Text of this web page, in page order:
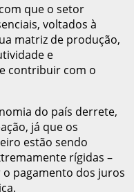
que o setor
voltados à
matriz de produção,
e
contribuir com o
do país derrete,
já que os
estão sendo
rígidas –
pagamento dos juros